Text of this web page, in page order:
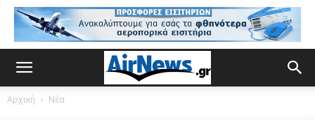
Αρχική Νέα